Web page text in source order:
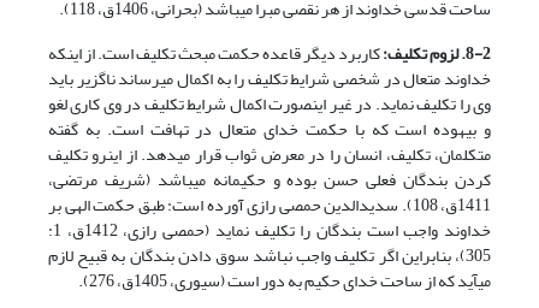
ساحت قدسی خداوند از هر نقصی مبرا می­باشد (بحرانی، 1406ق، 118).
8-2. لزوم تکلیف:
کاربرد دیگر قاعده حکمت مبحث تکلیف است. از اینکه
خداوند متعال در شخصی شرایط تکلیف را به اکمال می­رساند ناگزیر باید
وی را تکلیف نماید. در غیر این­صورت اکمال شرایط تکلیف در وی کاری لغو
و بیهوده است که با حکمت خدای متعال در تهافت است. به گفته
متکلمان، تکلیف، انسان را در معرض ثواب قرار می­دهد. از این­رو تکلیف
کردن بندگان فعلی حسن بوده و حکیمانه می­باشد (شریف مرتضی،
1411ق، 108). سدیدالدین حمصی رازی آورده است: طبق حکمت الهی بر
خداوند واجب است بندگان را تکلیف نماید (حمصی رازی، 1412ق، 1:
305)، بنابراین اگر تکلیف واجب نباشد سوق دادن بندگان به قبیح لازم
می­آید که از ساحت خدای حکیم به دور است (سیوری، 1405ق، 276).